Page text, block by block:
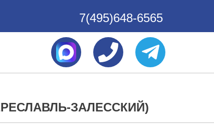
7(495)648-6565
ЗАЛЕССКИЙ)